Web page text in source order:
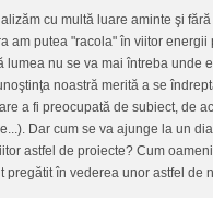
cu multă luare aminte şi
am putea "racola" în viitor
lumea nu se va mai întreba unde
noastră merită a se
a fi preocupată de subiect, de
Dar cum se va ajunge la un
astfel de proiecte? Cum
pregătit în vederea unor astfel de